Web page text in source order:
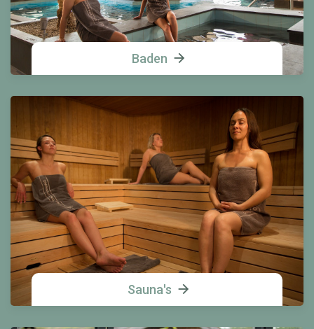
Baden
Sauna's